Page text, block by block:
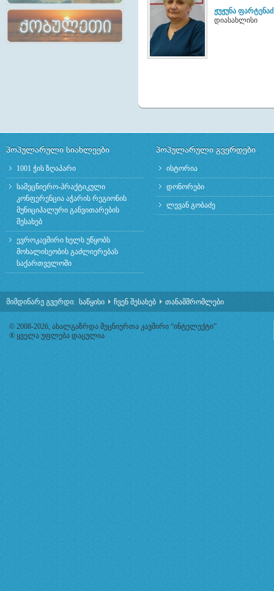
ჟუჟუნა
დიასახლისი
პოპულარული სიახლეები
1001 ჭის ზღაპარი
სამეცნიერო-პრაქტიკული
კონფერენცია აჭარის რეგიონის
მუნიციპალური განვითარების
შესახებ
ევროკავშირი ხელს უწყობს
მოხალისეობის გაძლიერებას
საქართველოში
პოპულარული გვერდები
ისტორია
დონორები
ლევან გობაძე
მიმდინარე გვერდი: საწყისი ჩვენ შესახებ თანამშრომლები
© 2008-2026, ახალგაზრდა მეცნიერთა კავშირი “ინტელექტი”
® ყველა უფლება დაცულია